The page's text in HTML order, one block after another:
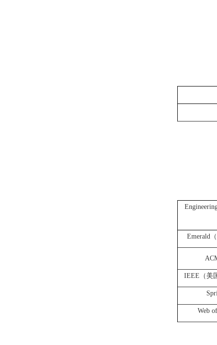
Emerald
IEEE （
Web